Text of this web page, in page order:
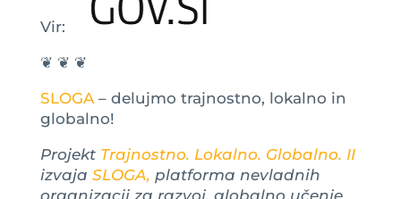
Vir:
❦ ❦ ❦
SLOGA– delujmo trajnostno, lokalno in
globalno!
Projekt Trajnostno. Lokalno. Globalno. II
izvaja SLOGA, platforma nevladnih
organizacij za razvoj, globalno učenje